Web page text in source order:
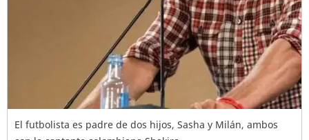
El futbolista es padre de dos hijos, Sasha y Milán, ambos